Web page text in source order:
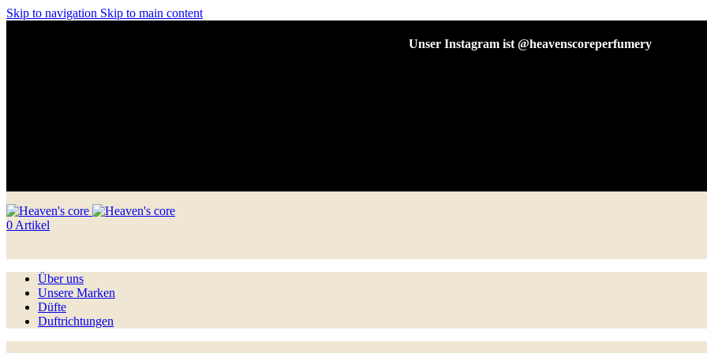
Skip to navigation Skip to main content
Unser Instagram ist @heavenscoreperfumery
0 Artikel
Über uns
Unsere Marken
Düfte
Duftrichtungen